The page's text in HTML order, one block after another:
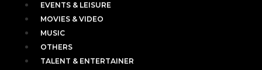
EVENTS & LEISURE
MOVIES & VIDEO
MUSIC
OTHERS
TALENT & ENTERTAINER